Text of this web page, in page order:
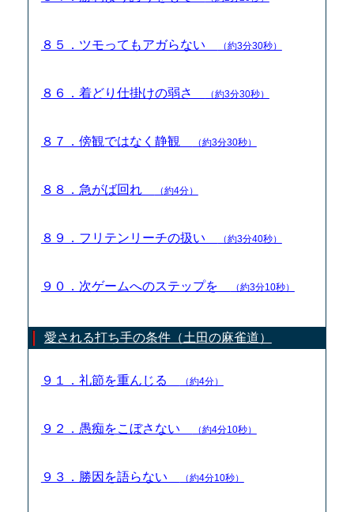
８５．ツモってもアガらない （約3分30秒）
８６．着どり仕掛けの弱さ （約3分30秒）
８７．傍観ではなく静観 （約3分30秒）
８８．急がば回れ （約4分）
８９．フリテンリーチの扱い （約3分40秒）
９０．次ゲームへのステップを （約3分10秒）
愛される打ち手の条件（土田の麻雀道）
９１．礼節を重んじる （約4分）
９２．愚痴をこぼさない （約4分10秒）
９３．勝因を語らない （約4分10秒）